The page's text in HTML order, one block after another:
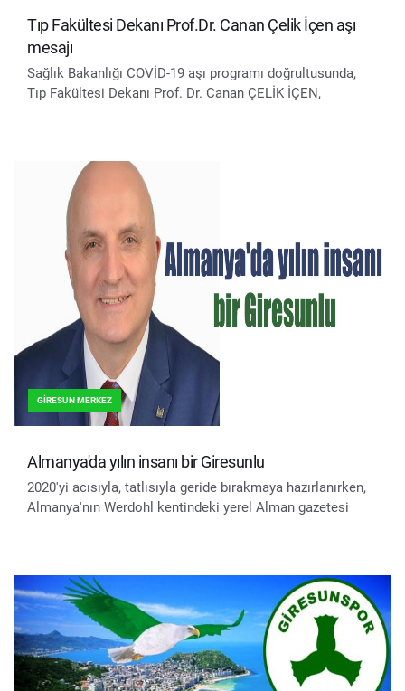
Tıp Fakültesi Dekanı Prof.Dr. Canan Çelik İçen aşı
mesajı
Sağlık Bakanlığı COVİD-19 aşı programı doğrultusunda,
Tıp Fakültesi Dekanı Prof. Dr. Canan ÇELİK İÇEN,
GIRESUN MERKEZ
Almanya'da yılın insanı bir Giresunlu
2020'yi acısıyla, tatlısıyla geride bırakmaya hazırlanırken,
Almanya'nın Werdohl kentindeki yerel Alman gazetesi